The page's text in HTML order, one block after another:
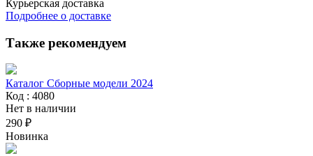
Курьерская доставка
Подробнее о доставке
Также рекомендуем
Каталог Сборные модели 2024
Код : 4080
Нет в наличии
290 ₽
Новинка